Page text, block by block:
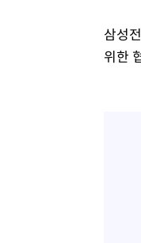
삼성
위한